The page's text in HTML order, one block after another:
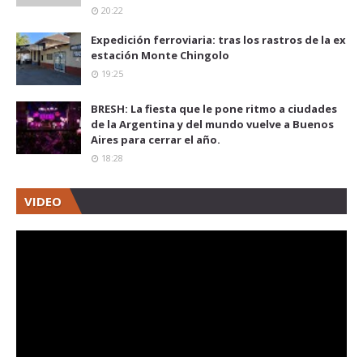
20:22
Expedición ferroviaria: tras los rastros de la ex
estación Monte Chingolo
19:25
BRESH: La fiesta que le pone ritmo a ciudades
de la Argentina y del mundo vuelve a Buenos
Aires para cerrar el año.
18:28
VIDEO